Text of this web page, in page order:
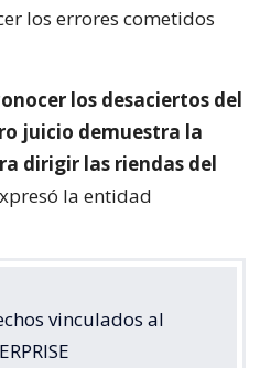
los errores cometidos
los desaciertos del
juicio demuestra la
dirigir las riendas del
la entidad
vinculados al